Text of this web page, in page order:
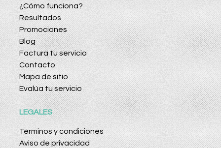
¿Cómo funciona?
Resultados
Promociones
Blog
Factura tu servicio
Contacto
Mapa de sitio
Evalúa tu servicio
LEGALES
Términos y condiciones
Aviso de privacidad